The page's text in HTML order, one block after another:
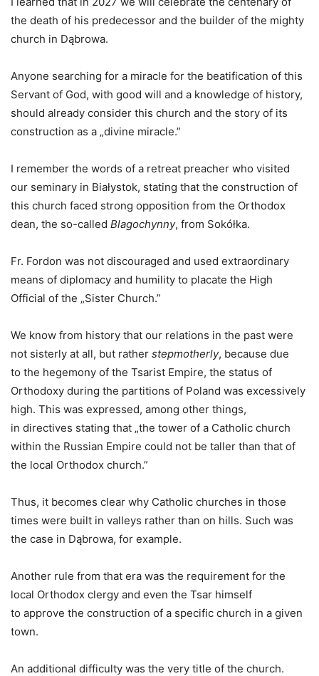
the death of his predecessor and the builder of the mighty
church in Dąbrowa.
Anyone searching for a miracle for the beatification of this
Servant of God, with good will and a knowledge of history,
should already consider this church and the story of its
construction as a „divine miracle.”
I remember the words of a retreat preacher who visited
our seminary in Białystok, stating that the construction of
this church faced strong opposition from the Orthodox
dean, the so-called Blagochynny, from Sokółka.
Fr. Fordon was not discouraged and used extraordinary
means of diplomacy and humility to placate the High
Official of the „Sister Church.”
We know from history that our relations in the past were
not sisterly at all, but rather stepmotherly, because due
to the hegemony of the Tsarist Empire, the status of
Orthodoxy during the partitions of Poland was excessively
high. This was expressed, among other things,
in directives stating that „the tower of a Catholic church
within the Russian Empire could not be taller than that of
the local Orthodox church.”
Thus, it becomes clear why Catholic churches in those
times were built in valleys rather than on hills. Such was
the case in Dąbrowa, for example.
Another rule from that era was the requirement for the
local Orthodox clergy and even the Tsar himself
to approve the construction of a specific church in a given
town.
An additional difficulty was the very title of the church.